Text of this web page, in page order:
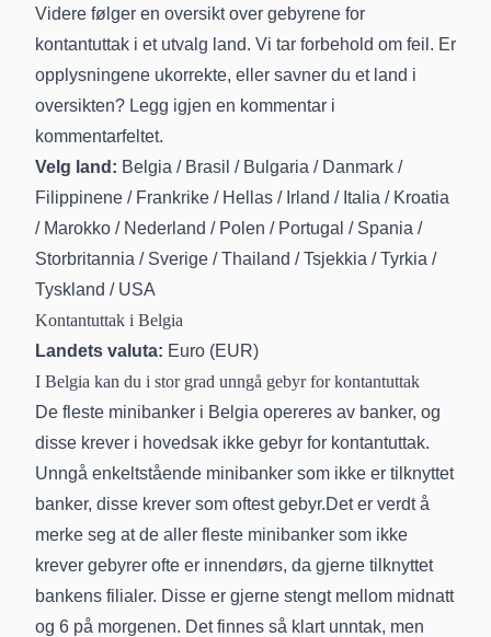
Videre følger en oversikt over gebyrene for
kontantuttak i et utvalg land. Vi tar forbehold om feil. Er
opplysningene ukorrekte, eller savner du et land i
oversikten? Legg igjen en kommentar i
kommentarfeltet.
Velg land: Belgia / Brasil / Bulgaria / Danmark /
Filippinene / Frankrike / Hellas / Irland / Italia / Kroatia
/ Marokko / Nederland / Polen / Portugal / Spania /
Storbritannia / Sverige /Thailand /Tsjekkia /Tyrkia /
Tyskland / USA
Kontantuttak i Belgia
Landets valuta: Euro (EUR)
I Belgia kan du i stor grad unngå gebyr for kontantuttak
De fleste minibanker i Belgia opereres av banker, og
disse krever i hovedsak ikke gebyr for kontantuttak.
Unngå enkeltstående minibanker som ikke er tilknyttet
banker, disse krever som oftest gebyr.Det er verdt å
merke seg at de aller fleste minibanker som ikke
krever gebyrer ofte er innendørs, da gjerne tilknyttet
bankens filialer. Disse er gjerne stengt mellom midnatt
og 6 på morgenen. Det finnes så klart unntak, men